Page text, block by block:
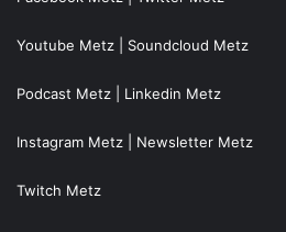
Youtube Metz Soundcloud Metz
Podcast Metz Linkedin Metz
Instagram Metz Newsletter Metz
Twitch Metz